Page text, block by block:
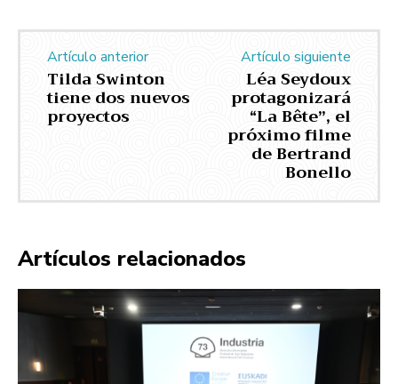
Artículo anterior
Tilda Swinton
tiene dos nuevos
proyectos
Artículo siguiente
Léa Seydoux
protagonizará
“La Bête”, el
próximo filme
de Bertrand
Bonello
Artículos relacionados